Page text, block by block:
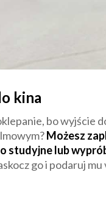
kina
bo wyjście
Możesz
studyjne lub
go i podaruj